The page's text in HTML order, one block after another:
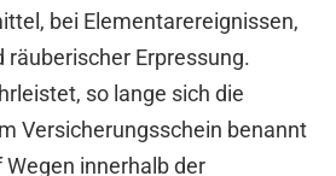
bei Elementarereignissen,
räuberischer Erpressung.
so lange sich die
Versicherungsschein benannt
innerhalb der